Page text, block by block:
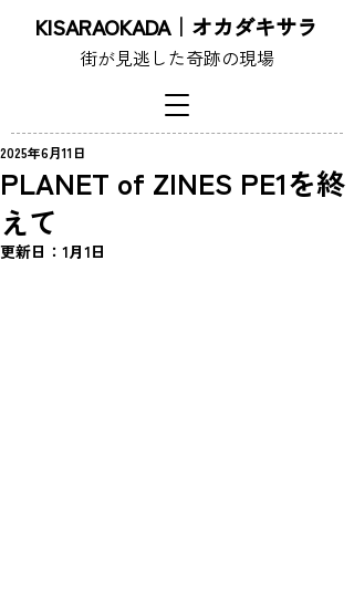
KISARAOKADA｜オカダキサラ
街が見逃した奇跡の現場
PLANET of ZINES PE1を終
えて
2025年6月11日
更新日： 1月1日